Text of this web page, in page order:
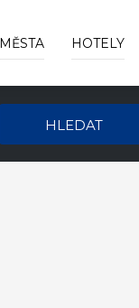
MĚSTA HOTELY
HLEDAT